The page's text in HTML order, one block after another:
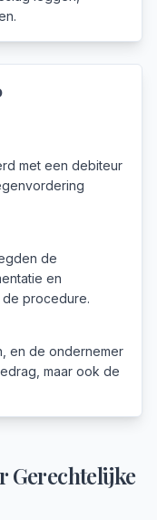
met een debiteur
de
en
procedure.
en de ondernemer
maar ook de
Gerechtelijke